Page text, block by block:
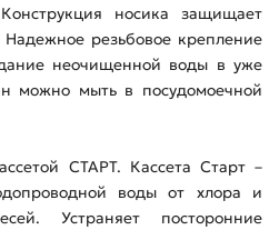
носика защищает
резьбовое крепление
неочищенной воды в уже
можно мыть в посудомоечной
СТАРТ. Кассета Старт –
воды от хлора и
Устраняет посторонние